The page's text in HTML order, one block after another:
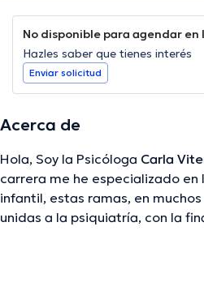
No disponible para agendar en
Hazles saber que tienes interés
Enviar solicitud
Acerca de
Hola, Soy la Psicóloga Carla
carrera me he especializado en
infantil, estas ramas, en
unidas a la psiquiatría, con la